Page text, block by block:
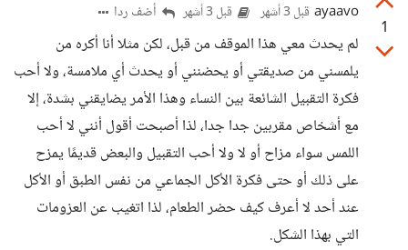
1
ayaavo قبل 3 أشهر قبل 3 أشهر أضف ردا
لم يحدث معي هذا الموقف من قبل، لكن مثلا أنا أكره من
يلمسني من صديقتي أو يحضنني أو يحدث أي ملامسة، ولا أحب
فكرة التقبيل الشائعة بين النساء وهذا الأمر يضايقني بشدة، إلا
مع أشخاص مقربين جدا جدا، لذا أصبحت أقول أنني لا أحب
اللمس سواء مزاح أو لا ولا أحب التقبيل والبعض قديمًا يمزح
على ذلك أو حتى فكرة الأكل الجماعي من نفس الطبق أو الأكل
عند أحد لا أعرف كيف حضر الطعام، لذا اتغيب عن العزومات
التي بهذا الشكل.